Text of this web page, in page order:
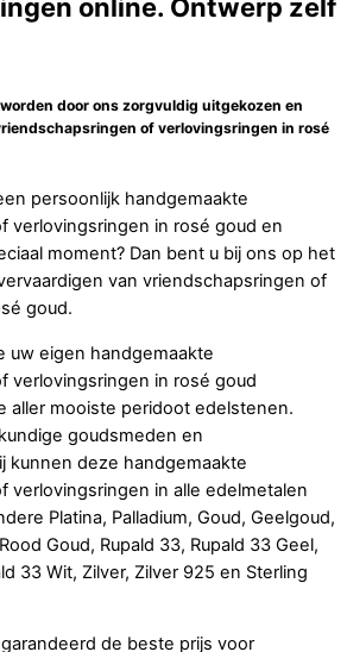
online. Ontwerp zelf
door ons zorgvuldig uitgekozen en
of verlovingsringen in rosé
persoonlijk handgemaakte
verlovingsringen in rosé goud en
moment? Dan bent u bij ons op het
van vriendschapsringen of
goud.
uw eigen handgemaakte
verlovingsringen in rosé goud
aller mooiste peridoot edelstenen.
goudsmeden en
kunnen deze handgemaakte
verlovingsringen in alle edelmetalen
Platina, Palladium, Goud, Geelgoud,
Goud, Rupald 33, Rupald 33 Geel,
33 Wit, Zilver, Zilver 925 en Sterling
de beste prijs voor